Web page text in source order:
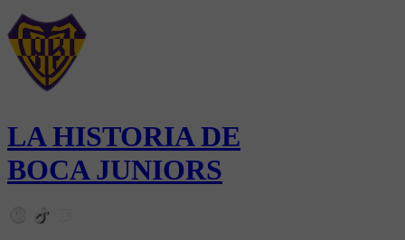
LA HISTORIA DE
BOCA JUNIORS